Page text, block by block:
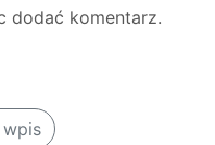
dodać komentarz.
wpis